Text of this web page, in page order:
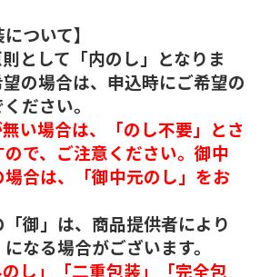
ついて】
として「内のし」となりま
の場合は、申込時にご希望の
ださい。
い場合は、「のし不要」とさ
で、ご注意ください。御中
合は、「御中元のし」をお
御」は、商品提供者により
なる場合がございます。
のし」「二重包装」「完全包